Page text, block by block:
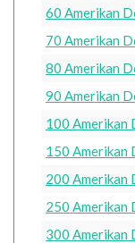
60 Amerikan
70 Amerikan
80 Amerikan
90 Amerikan
100 Amerikan
150 Amerikan
200 Amerikan
250 Amerikan
300 Amerikan